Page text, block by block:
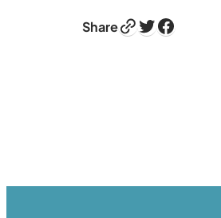
ShareLink Twitter Facebook